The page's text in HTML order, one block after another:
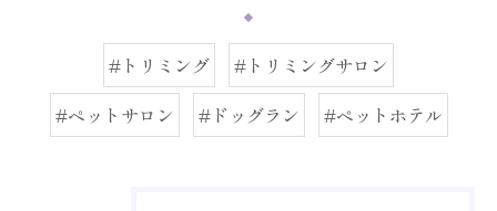
#トリミング
#トリミングサロン
#ペットサロン
#ドッグラン #ペットホテル